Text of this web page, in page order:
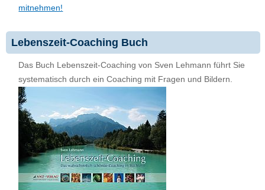
mitnehmen!
Lebenszeit-Coaching Buch
Das Buch Lebenszeit-Coaching von Sven Lehmann führt Sie
systematisch durch ein Coaching mit Fragen und Bildern.